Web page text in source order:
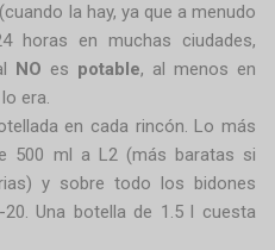
(cuando la hay, ya que a menudo
horas en muchas ciudades,
NO es potable, al menos en
era.
en cada rincón. Lo más
500 ml a L2 (más baratas si
y sobre todo los bidones
Una botella de 1.5 l cuesta